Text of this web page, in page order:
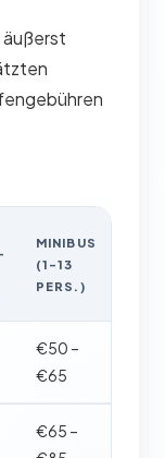
äußerst
MINIBUS
(1-13
PERS.)
€50 –
€65
€65 –